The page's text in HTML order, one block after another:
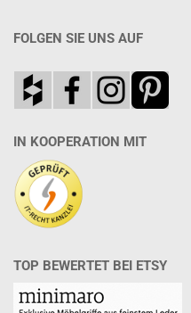
FOLGEN SIE UNS AUF
IN KOOPERATION MIT
TOP BEWERTET BEI ETSY